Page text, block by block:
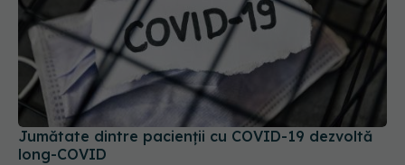
Jumătate dintre pacienții cu COVID-19 dezvoltă
long-COVID